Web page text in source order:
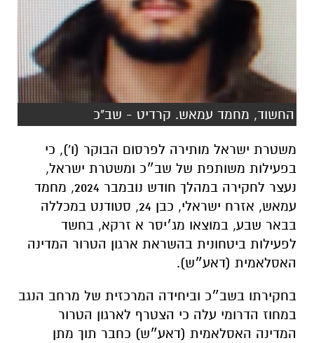
החשוד, מחמד עמאש. קרדיט - שב"כ
משטרת ישראל מותירה לפרסום הבוקר (ו'), כי
בפעילות משותפת של שב״כ ומשטרת ישראל,
נעצר לחקירה במהלך חודש נובמבר 2024, מחמד
עמאש, אזרח ישראלי, כבן 24, סטודנט במכללה
בבאר שבע, במוצאו מג׳יסר א זרקא, בחשד
לפעילות ביטחונית בהשראת ארגון הטרור המדינה
האסלאמית (דאע״ש).
בחקירתו בשב״כ וביחידה המרכזית של מרחב הנגב
במחוז הדרומי עלה כי הצטרף לארגון הטרור
המדינה האסלאמית (דאע״ש) כחבר תוך מתן